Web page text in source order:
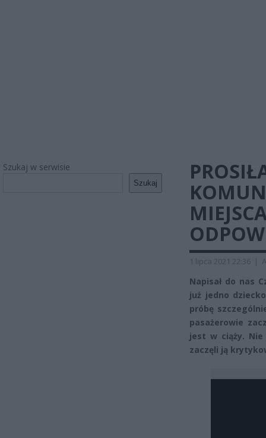
Szukaj w serwisie
Szukaj
1 lipca 2021 22:36 |
Napisał do nas
już jedno
próbę
pasażerowie
jest w ciąży.
zaczęli ją